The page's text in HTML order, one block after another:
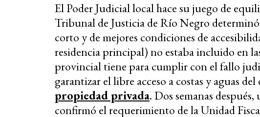
El Poder Judicial local hace su juego de
Tribunal de Justicia de Río Negro
corto y de mejores condiciones de
residencia principal) no estaba incluido en
provincial tiene para cumplir con el fallo
garantizar el libre acceso a costas y aguas
propiedad privada. Dos semanas
confirmó el requerimiento de la Unidad